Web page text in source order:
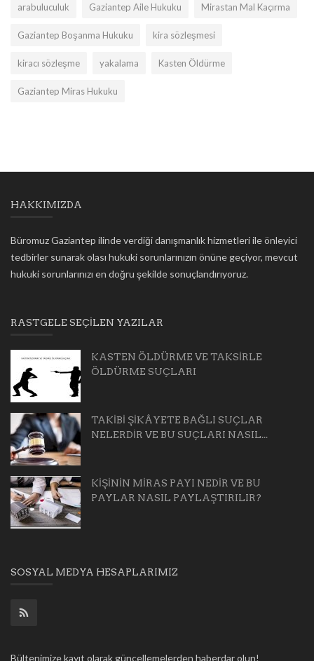
arabuluculuk Gaziantep Aile Hukuku Mirastan Mal Kaçırma
Gaziantep Boşanma Hukuku kira sözleşmesi
kiracı sözleşme yakalama Kasten Öldürme
Gaziantep Miras Hukuku
HAKKIMIZDA
Büromuz Gaziantep ilinde verdiği danışmanlık hizmetleri ile önleyici
tedbirler sunarak olası hukuki sorunlarınızın önüne geçiyor, mevcut
hukuki sorunlarınızı en doğru şekilde sonuçlandırıyoruz.
RASTGELE SEÇILEN YAZILAR
KASTEN ÖLDÜRME VE TAKSİRLE
ÖLDÜRME SUÇLARI
TAKİBİ ŞİKÂYETE BAĞLI SUÇLAR
NELERDİR VE BU SUÇLARI NASIL...
KİŞİNİN MİRAS PAYI NEDİR VE BU
PAYLAR NASIL PAYLAŞTIRILIR?
SOSYAL MEDYA HESAPLARIMIZ
Bültenimize kayıt olarak güncellemelerden haberdar olun!